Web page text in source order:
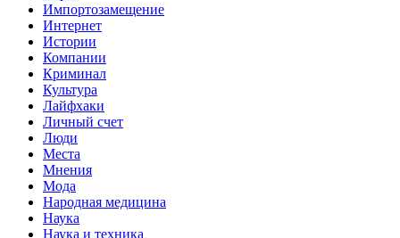
Импортозамещение
Интернет
Истории
Компании
Криминал
Культура
Лайфхаки
Личный счет
Люди
Места
Мнения
Мода
Народная медицина
Наука
Наука и техника